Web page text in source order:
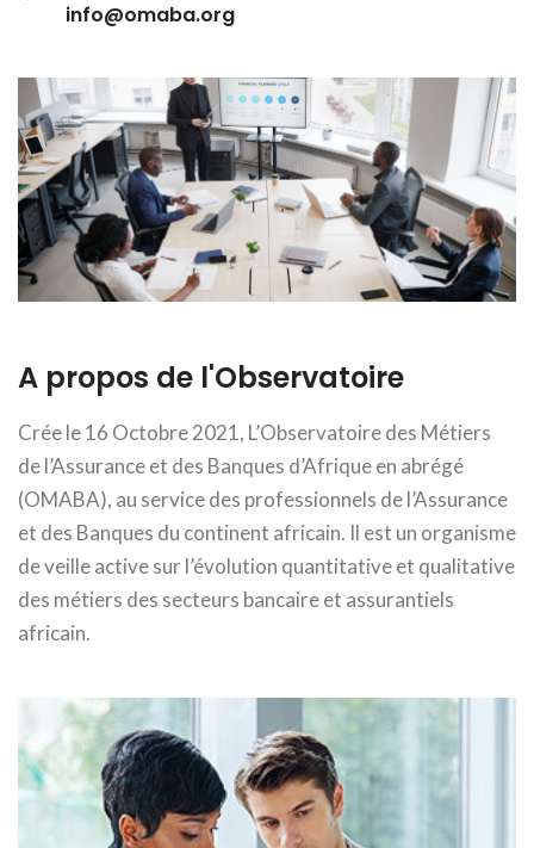
info@omaba.org
A propos de l'Observatoire
Crée le 16 Octobre 2021, L’Observatoire des Métiers
de l’Assurance et des Banques d’Afrique en abrégé
(OMABA), au service des professionnels de l’Assurance
et des Banques du continent africain. Il est un organisme
de veille active sur l’évolution quantitative et qualitative
des métiers des secteurs bancaire et assurantiels
africain.